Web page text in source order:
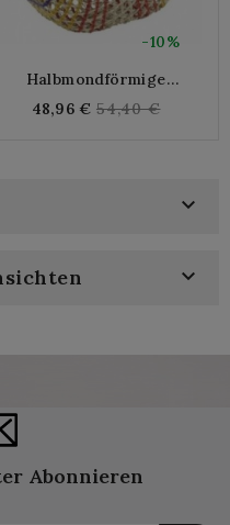
-10%
Halbmondförmige
Handtasche
48,96 € Regular
54,40 €


Abonnieren